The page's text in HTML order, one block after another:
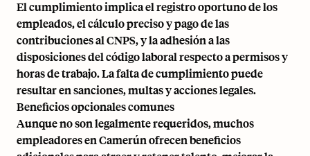
El cumplimiento implica el registro oportuno de los
empleados, el cálculo preciso y pago de las
contribuciones al CNPS, y la adhesión a las
disposiciones del código laboral respecto a permisos y
horas de trabajo. La falta de cumplimiento puede
resultar en sanciones, multas y acciones legales.
Beneficios opcionales comunes
Aunque no son legalmente requeridos, muchos
empleadores en Camerún ofrecen beneficios